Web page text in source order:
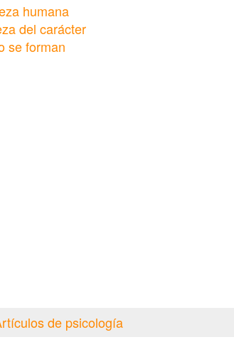
humana
del carácter
se forman
de psicología